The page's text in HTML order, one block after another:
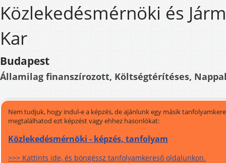
Közlekedésmérnöki és
Kar
Budapest
Államilag finanszírozott, Költségtérítéses,
Nem tudjuk, hogy indul-e a képzés, de ajánlunk egy másik
megtalálhatod ezt képzést vagy ehhez hasonlókat:
Közlekedésmérnöki - képzés, tanfolyam
>>> Kattints ide, és böngéssz tanfolyamkereső oldalunkon.